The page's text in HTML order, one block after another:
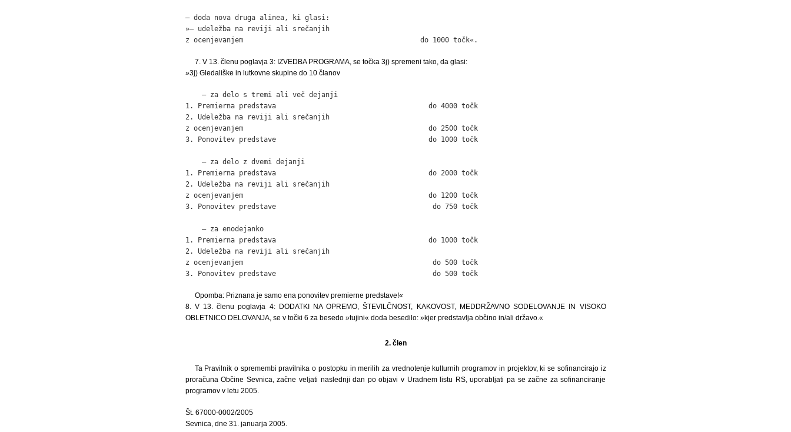
– doda nova druga alinea, ki glasi:
»– udeležba na reviji ali srečanjih
z ocenjevanjem                                           do 1000 točk«.
7. V 13. členu poglavja 3: IZVEDBA PROGRAMA, se točka 3j) spremeni tako, da glasi:
»3j) Gledališke in lutkovne skupine do 10 članov
– za delo s tremi ali več dejanji
1. Premierna predstava                                     do 4000 točk
2. Udeležba na reviji ali srečanjih
z ocenjevanjem                                             do 2500 točk
3. Ponovitev predstave                                     do 1000 točk
– za delo z dvemi dejanji
1. Premierna predstava                                     do 2000 točk
2. Udeležba na reviji ali srečanjih
z ocenjevanjem                                             do 1200 točk
3. Ponovitev predstave                                      do 750 točk
    – za enodejanko
1. Premierna predstava                                     do 1000 točk
2. Udeležba na reviji ali srečanjih
z ocenjevanjem                                              do 500 točk
3. Ponovitev predstave                                      do 500 točk
Opomba: Priznana je samo ena ponovitev premierne predstave!«
8. V 13. členu poglavja 4: DODATKI NA OPREMO, ŠTEVILČNOST, KAKOVOST, MEDDRŽAVNO SODELO­VANJE IN VISOKO
OBLETNICO DELOVANJA, se v točki 6 za besedo »tujini« doda besedilo: »kjer predstavlja občino in/ali državo.«
2. člen
Ta Pravilnik o spremembi pravilnika o postopku in merilih za vrednotenje kulturnih programov in projektov, ki se sofinancirajo iz
proračuna Občine Sevnica, začne veljati naslednji dan po objavi v Uradnem listu RS, uporabljati pa se začne za sofinanciranje
programov v letu 2005.
Št. 67000-0002/2005
Sevnica, dne 31. januarja 2005.